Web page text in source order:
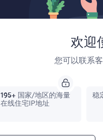
按照我
欢迎
您可以联系
195+ 国家/地区的海量
在线住宅IP地址
稳